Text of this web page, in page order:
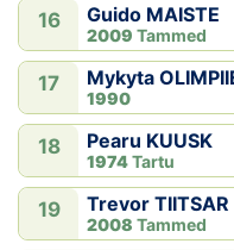
16 Guido MAISTE
2009 Tammed
17 Mykyta
1990
18 Pearu KUUSK
1974Tartu
19 Trevor TIITSAR
2008 Tammed